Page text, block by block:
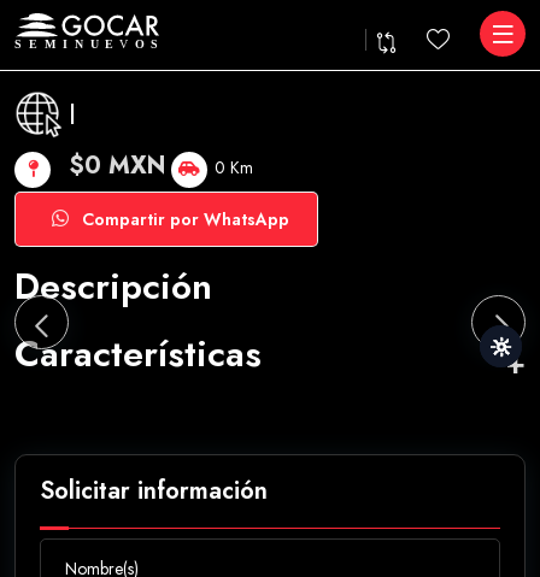
|
$0 MXN 0 Km
Compartir por WhatsApp
Descripción
Características
Solicitar información